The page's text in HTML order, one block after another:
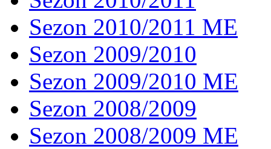
Sezon 2010/2011 ME
Sezon 2009/2010
Sezon 2009/2010 ME
Sezon 2008/2009
Sezon 2008/2009 ME